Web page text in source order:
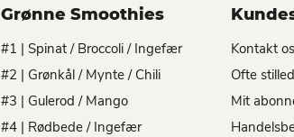
Grønne Smoothies
#1 | Spinat / Broccoli / Ingefær
#2 | Grønkål / Mynte / Chili
#3 | Gulerod / Mango
#4 | Rødbede / Ingefær
Kontakt os
Ofte
Mit